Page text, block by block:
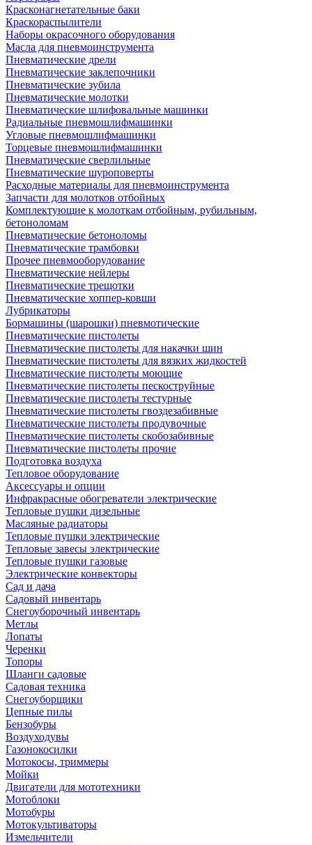
Красконагнетательные баки
Краскораспылители
Наборы окрасочного оборудования
Масла для пневмоинструмента
Пневматические дрели
Пневматические заклепочники
Пневматические зубила
Пневматические молотки
Пневматические шлифовальные машинки
Радиальные пневмошлифмашинки
Угловые пневмошлифмашинки
Торцевые пневмошлифмашинки
Пневматические сверлильные
Пневматические шуроповерты
Расходные материалы для пневмоинструмента
Запчасти для молотков отбойных
Комплектующие к молоткам отбойным, рубильным,
бетоноломам
Пневматические бетоноломы
Пневматические трамбовки
Прочее пневмооборудование
Пневматические нейлеры
Пневматические трещотки
Пневматические хоппер-ковши
Лубрикаторы
Бормашины (шарошки) пневмотические
Пневматические пистолеты
Пневматические пистолеты для накачки шин
Пневматические пистолеты для вязких жидкостей
Пневматические пистолеты моющие
Пневматические пистолеты пескоструйные
Пневматические пистолеты тестурные
Пневматические пистолеты гвоздезабивные
Пневматические пистолеты продувочные
Пневматические пистолеты скобозабивные
Пневматические пистолеты прочие
Подготовка воздуха
Тепловое оборудование
Аксессуары и опции
Инфракрасные обогреватели электрические
Тепловые пушки дизельные
Масляные радиаторы
Тепловые пушки электрические
Тепловые завесы электрические
Тепловые пушки газовые
Электрические конвекторы
Сад и дача
Садовый инвентарь
Снегоуборочный инвентарь
Метлы
Лопаты
Черенки
Топоры
Шланги садовые
Садовая техника
Снегоуборщики
Цепные пилы
Бензобуры
Воздуходувы
Газонокосилки
Мотокосы, триммеры
Мойки
Двигатели для мототехники
Мотоблоки
Мотобуры
Мотокультиваторы
Измельчители